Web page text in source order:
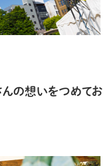
んの想いをつめてお